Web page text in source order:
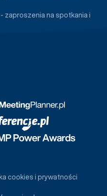
zaproszenia na spotkania i
cookies i prywatności